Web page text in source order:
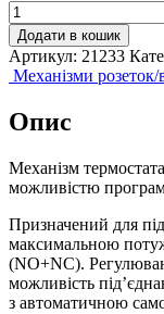
Механізм
термостата
LOGUS
10А,
250V
ІЧ
21233
кількість
Додати в кошик
Артикул: 21233
Механізми розеток/
Опис
Механізм
можливістю
Призначений для
максимальною
(NO+NC).
можливість
з автоматичною